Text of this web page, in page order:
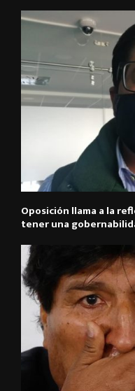
Oposición llama a la
tener una